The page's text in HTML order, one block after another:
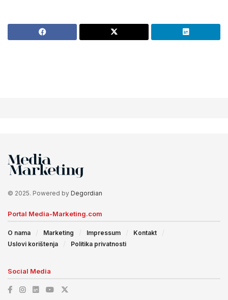
© 2025. Powered by Degordian
Portal Media-Marketing.com
O nama Marketing Impressum
Kontakt
Uslovi korištenja
Politika privatnosti
Social Media